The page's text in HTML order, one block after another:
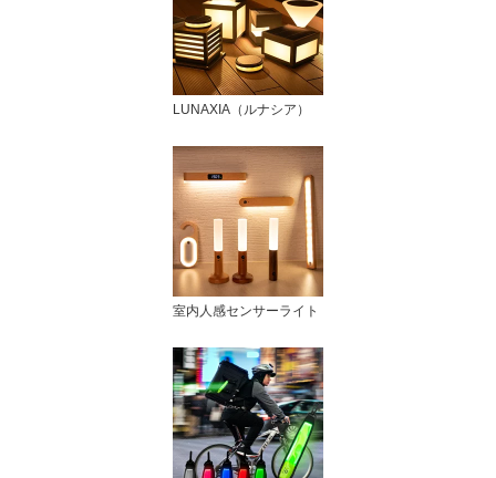
LUNAXIA（ルナシア）
室内人感センサーライト